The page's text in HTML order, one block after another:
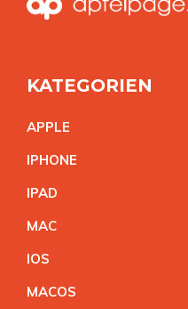
KATEGORIEN
APPLE
IPHONE
IPAD
MAC
IOS
MACOS